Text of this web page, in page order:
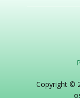
Copyright ©